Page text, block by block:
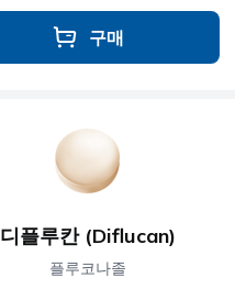
구매
디플루칸 (Diflucan)
플루코나졸